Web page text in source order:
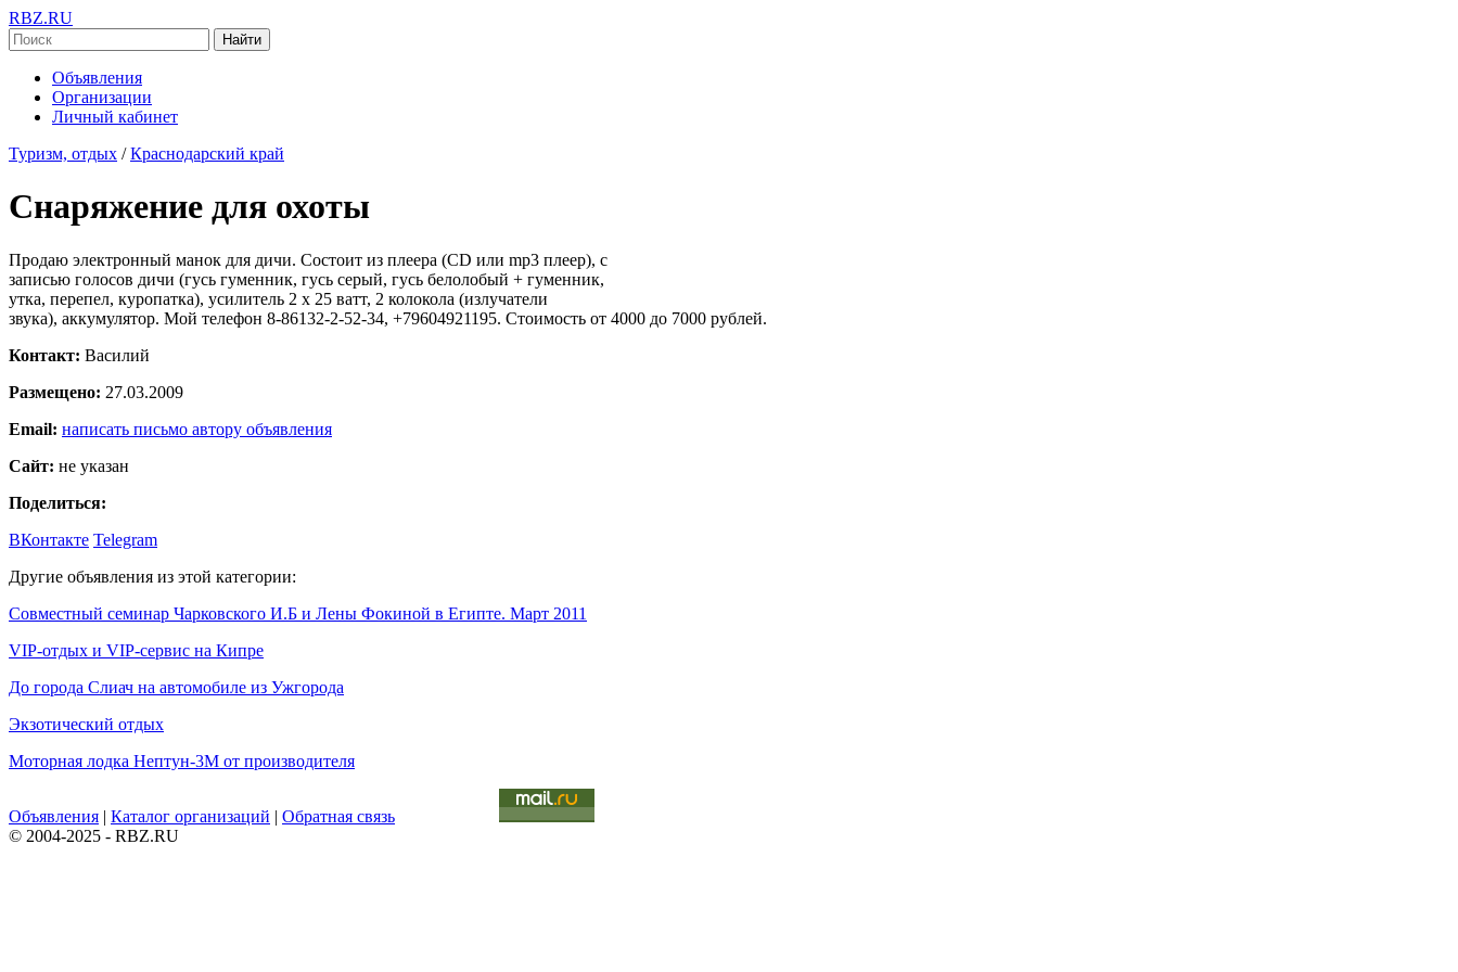
RBZ.RU
Найти
Объявления
Организации
Личный кабинет
Туризм, отдых / Краснодарский край
Снаряжение для охоты
Продаю электронный манок для дичи. Состоит из плеера (CD или mp3 плеер), с
записью голосов дичи (гусь гуменник, гусь серый, гусь белолобый + гуменник,
утка, перепел, куропатка), усилитель 2 х 25 ватт, 2 колокола (излучатели
звука), аккумулятор. Мой телефон 8-86132-2-52-34, +79604921195. Стоимость от 4000 до 7000 рублей.
Контакт: Василий
Размещено: 27.03.2009
Email: написать письмо автору объявления
Сайт: не указан
Поделиться:
ВКонтакте Telegram
Другие объявления из этой категории:
Совместный семинар Чарковского И.Б и Лены Фокиной в Египте. Март 2011
VIP-отдых и VIP-сервис на Кипре
До города Слиач на автомобиле из Ужгорода
Экзотический отдых
Моторная лодка Нептун-3М от производителя
Объявления | Каталог организаций | Обратная связь
© 2004-2025 - RBZ.RU